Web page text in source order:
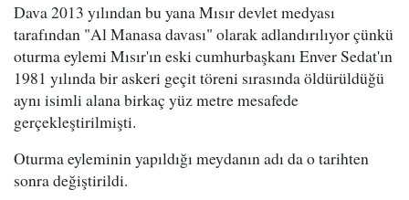
Dava 2013 yılından bu yana Mısır devlet medyası
tarafından "Al Manasa davası" olarak adlandırılıyor çünkü
oturma eylemi Mısır'ın eski cumhurbaşkanı Enver Sedat'ın
1981 yılında bir askeri geçit töreni sırasında öldürüldüğü
aynı isimli alana birkaç yüz metre mesafede
gerçekleştirilmişti.
Oturma eyleminin yapıldığı meydanın adı da o tarihten
sonra değiştirildi.